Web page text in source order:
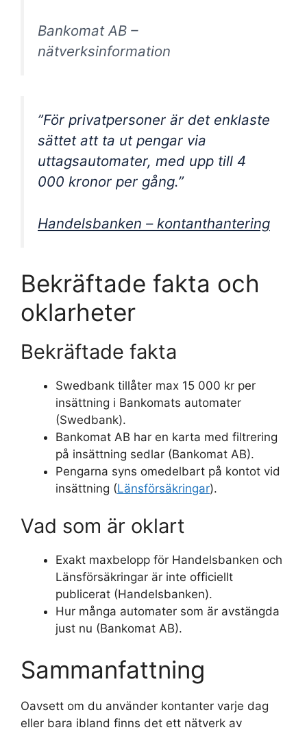
Bankomat AB –
nätverksinformation
”För privatpersoner är det enklaste
sättet att ta ut pengar via
uttagsautomater, med upp till 4
000 kronor per gång.”
Handelsbanken – kontanthantering
Bekräftade fakta och
oklarheter
Bekräftade fakta
Swedbank tillåter max 15 000 kr per
insättning i Bankomats automater
(Swedbank).
Bankomat AB har en karta med filtrering
på insättning sedlar (Bankomat AB).
Pengarna syns omedelbart på kontot vid
insättning (Länsförsäkringar).
Vad som är oklart
Exakt maxbelopp för Handelsbanken och
Länsförsäkringar är inte officiellt
publicerat (Handelsbanken).
Hur många automater som är avstängda
just nu (Bankomat AB).
Sammanfattning
Oavsett om du använder kontanter varje dag
eller bara ibland finns det ett nätverk av